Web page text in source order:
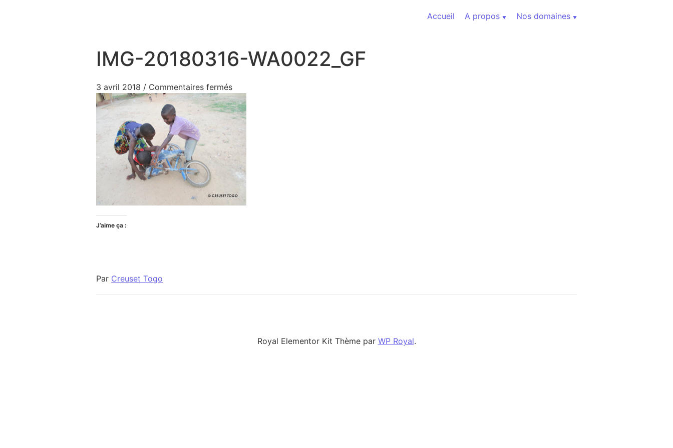
Accueil
A propos Nos domaines
IMG-20180316-WA0022_GF
3 avril 2018 / Commentaires ferméssur IMG-20180316-WA0022_GF
J’aime ça :
Par Creuset Togo
Royal Elementor Kit Thème par WP Royal.